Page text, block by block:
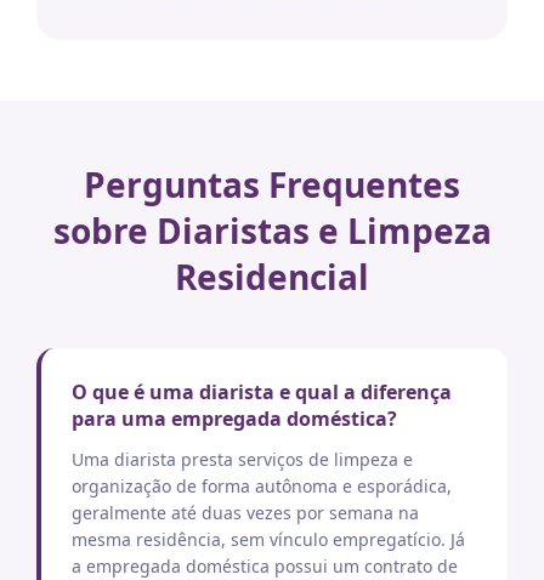
Perguntas Frequentes
sobre Diaristas e Limpeza
Residencial
O que é uma diarista e qual a diferença
para uma empregada doméstica?
Uma diarista presta serviços de limpeza e
organização de forma autônoma e esporádica,
geralmente até duas vezes por semana na
mesma residência, sem vínculo empregatício. Já
a empregada doméstica possui um contrato de